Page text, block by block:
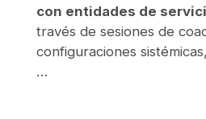
con entidades de
través de sesiones de
configuraciones
…